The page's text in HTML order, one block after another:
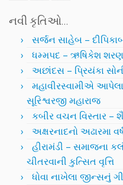
નવી કૃતિઓ…
સર્જન સાહેબ –
ધમ્મપદ – ઋષિકેશ
અછાંદસ – પ્રિયંકા
મહાવીરસ્વામીએ
સૂરિશ્વરજી મહારાજ
કબીર વચન વિસ્તાર –
અક્ષરનાદનો અઢારમા
હીરામંડી – સમાજના
ચીતરવાની કુત્સિત વૃત્તિ
ધોવા નાખેલા જીન્સનું